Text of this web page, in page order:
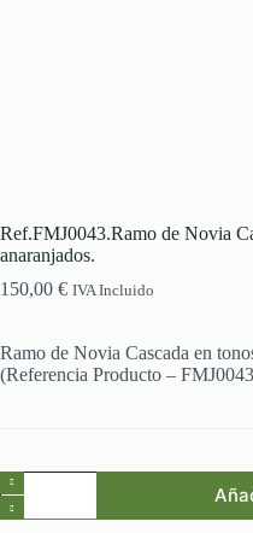
Ref.FMJ0043.Ramo de Novia
anaranjados.
150,00 € IVA Incluido
Ramo de Novia Cascada en
(Referencia Producto –
Ref.FMJ0043.Ramo
de
Novia